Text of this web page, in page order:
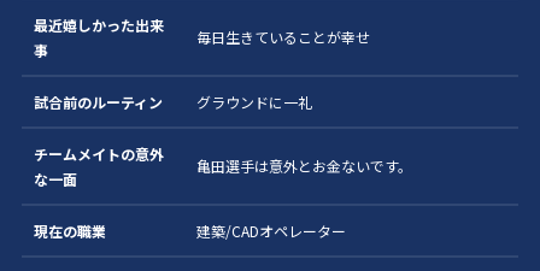
最近嬉しかった出来
事
毎日生きていることが幸せ
試合前のルーティン グラウンドに一礼
チームメイトの意外
な一面
亀田選手は意外とお金ないです。
現在の職業 建築/CADオペレーター